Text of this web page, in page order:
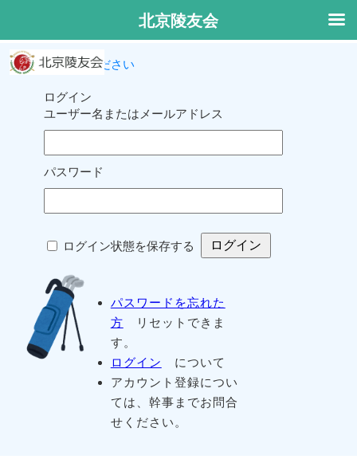
ログインしてください
ログイン
ユーザー名またはメールアドレス
パスワード
ログイン状態を保存する
パスワードを忘れた
方 リセットできま
す。
ログイン
について
アカウント登録につい
ては、幹事までお問合
せください。
北京陵友会